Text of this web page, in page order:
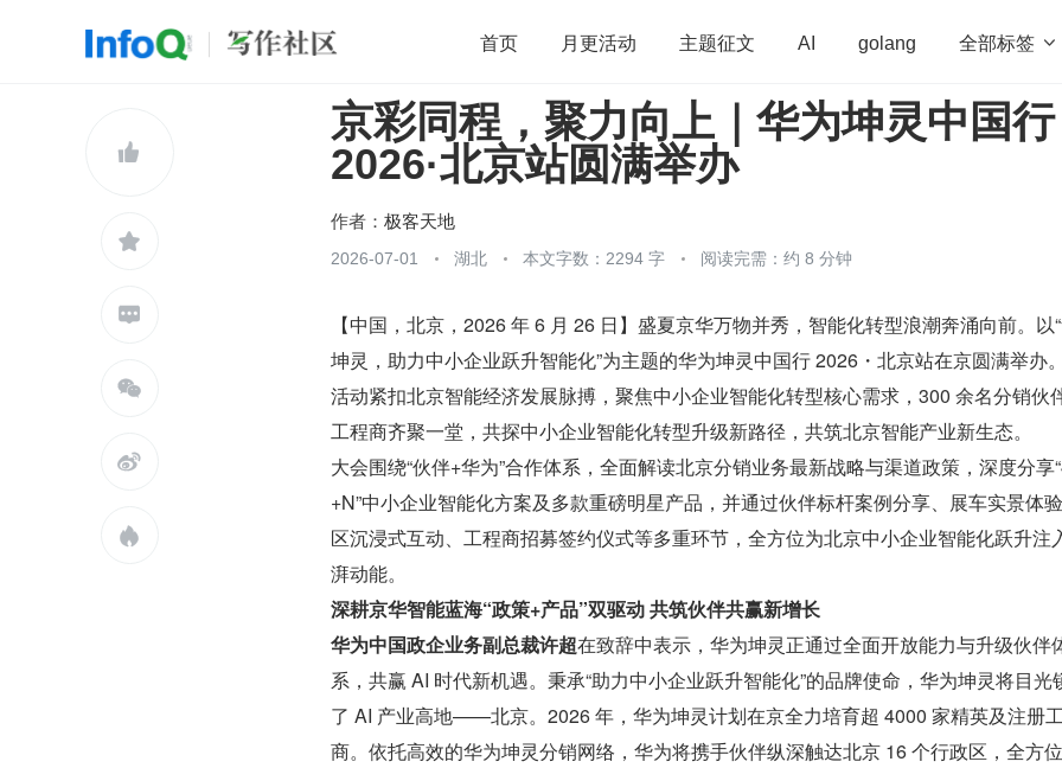
首页 月更活动 主题征文 AI golang 全部标签 
开源 架构 OpenHarmony 算法 学习方法 Web3.0 高
前端 团队管理 程序员 运维 深度思考






京彩同程，聚力向上｜华为坤灵中国行
2026·北京站圆满举办
作者： 极客天地
2026-07-01 湖北 本文字数：2294 字 阅读完需：约 8 分钟
【中国，北京，2026 年 6 月 26 日】盛夏京华万物并秀，智能化转型浪潮奔涌向前。以
坤灵，助力中小企业跃升智能化”为主题的华为坤灵中国行 2026・北京站在京圆满举办
活动紧扣北京智能经济发展脉搏，聚焦中小企业智能化转型核心需求，300 余名分销伙
工程商齐聚一堂，共探中小企业智能化转型升级新路径，共筑北京智能产业新生态。
大会围绕“伙伴+华为”合作体系，全面解读北京分销业务最新战略与渠道政策，深度分享
+N”中小企业智能化方案及多款重磅明星产品，并通过伙伴标杆案例分享、展车实景体
区沉浸式互动、工程商招募签约仪式等多重环节，全方位为北京中小企业智能化跃升注
湃动能。
深耕京华智能蓝海“政策+产品”双驱动 共筑伙伴共赢新增长
华为中国政企业务副总裁许超在致辞中表示，华为坤灵正通过全面开放能力与升级伙伴
系，共赢 AI 时代新机遇。秉承“助力中小企业跃升智能化”的品牌使命，华为坤灵将目光
了 AI 产业高地——北京。2026 年，华为坤灵计划在京全力培育超 4000 家精英及注册
商。依托高效的华为坤灵分销网络，华为将携手伙伴纵深触达北京 16 个行政区，全方